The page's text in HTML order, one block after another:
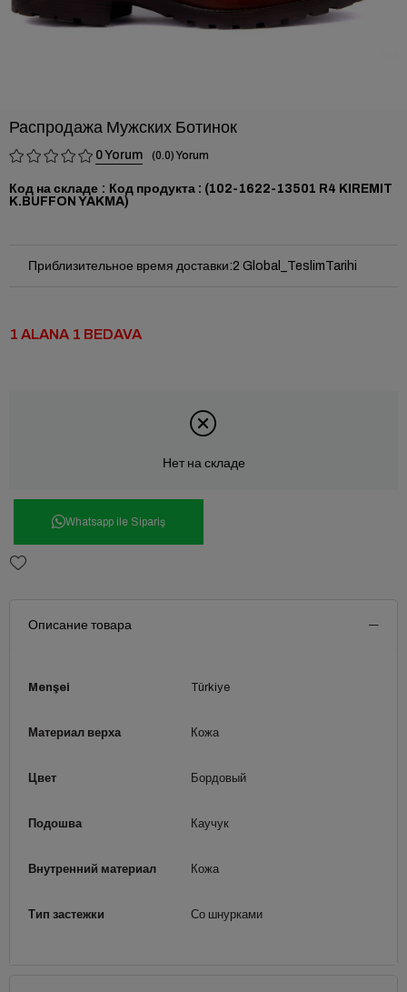
Распродажа Мужских Ботинок
0 0.0
Код на складе
(102-1622-13501 R4 KIREMIT
K.BUFFON YAKMA)
Приблизительное время доставки:2 Global_TeslimTarihi
1 ALANA 1 BEDAVA
Нет на складе
Whatsapp ile Sipariş
Описание товара
Menşei Türkiye
Материал верха Кожа
Цвет Бордовый
Подошва Каучук
Внутренний материал Кожа
Тип застежки Со шнурками